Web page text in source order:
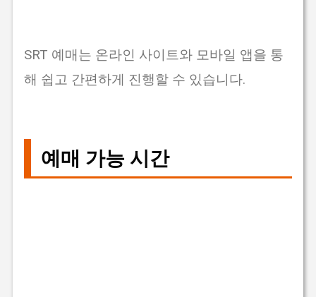
SRT 예매는 온라인 사이트와 모바일 앱을 통
해 쉽고 간편하게 진행할 수 있습니다.
예매 가능 시간